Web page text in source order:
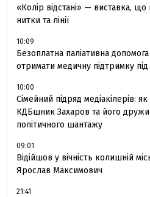
«Колір відстані» — виставка,
нитки та лінії
10:09
Безоплатна паліативна
отримати медичну підтримку
10:00
Сімейний підряд медіакілерів:
КДБшник Захаров та його
політичного шантажу
09:01
Відійшов у вічність колишній
Ярослав Максимович
21:41